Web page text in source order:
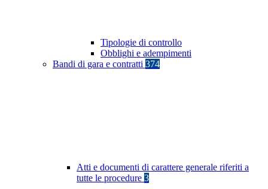
Tipologie di controllo
Obblighi e adempimenti
Bandi di gara e contratti 374
Atti e documenti di carattere generale riferiti a
tutte le procedure 3